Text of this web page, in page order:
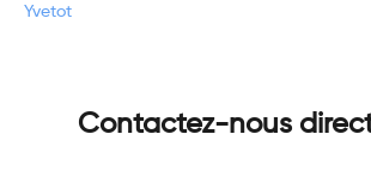
Yvetot
Contactez-nous